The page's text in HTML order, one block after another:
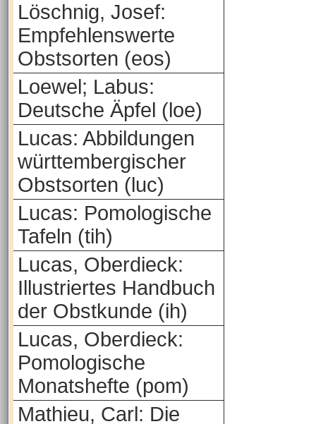
Löschnig, Josef:
Empfehlenswerte
Obstsorten (eos)
Loewel; Labus:
Deutsche Äpfel (loe)
Lucas: Abbildungen
württembergischer
Obstsorten (luc)
Lucas: Pomologische
Tafeln (tih)
Lucas, Oberdieck:
Illustriertes Handbuch
der Obstkunde (ih)
Lucas, Oberdieck:
Pomologische
Monatshefte (pom)
Mathieu, Carl: Die